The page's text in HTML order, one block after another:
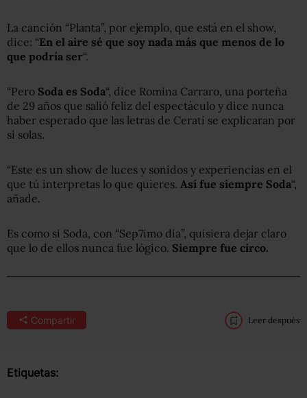
La canción “Planta”, por ejemplo, que está en el show,
dice: “En el aire sé que soy nada más que menos de lo
que podría ser“.
“Pero Soda es Soda“, dice Romina Carraro, una porteña
de 29 años que salió feliz del espectáculo y dice nunca
haber esperado que las letras de Cerati se explicaran por
sí solas.
“Este es un show de luces y sonidos y experiencias en el
que tú interpretas lo que quieres. Así fue siempre Soda“,
añade.
Es como si Soda, con “Sep7imo día”, quisiera dejar claro
que lo de ellos nunca fue lógico. Siempre fue circo.
Compartir Leer después
Etiquetas: